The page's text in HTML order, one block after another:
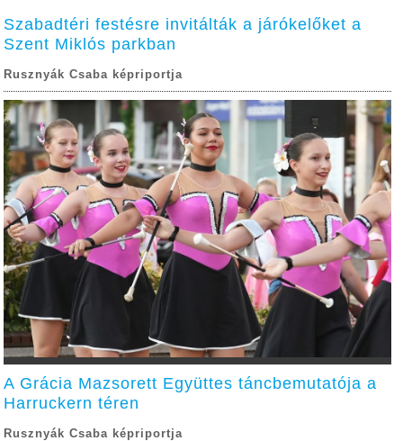
Szabadtéri festésre invitálták a járókelőket a
Szent Miklós parkban
Rusznyák Csaba képriportja
A Grácia Mazsorett Együttes táncbemutatója a
Harruckern téren
Rusznyák Csaba képriportja